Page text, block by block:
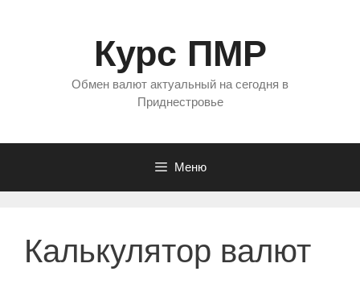
Курс ПМР
Обмен валют актуальный на сегодня в
Приднестровье
Меню
Калькулятор валют